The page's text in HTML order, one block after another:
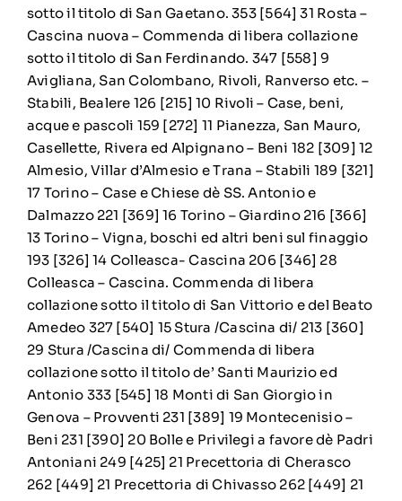
sotto il titolo di San Gaetano. 353 [564] 31 Rosta –
Cascina nuova – Commenda di libera collazione
sotto il titolo di San Ferdinando. 347 [558] 9
Avigliana, San Colombano, Rivoli, Ranverso etc. –
Stabili, Bealere 126 [215] 10 Rivoli – Case, beni,
acque e pascoli 159 [272] 11 Pianezza, San Mauro,
Casellette, Rivera ed Alpignano – Beni 182 [309] 12
Almesio, Villar d’Almesio e Trana – Stabili 189 [321]
17 Torino – Case e Chiese dè SS. Antonio e
Dalmazzo 221 [369] 16 Torino – Giardino 216 [366]
13 Torino – Vigna, boschi ed altri beni sul finaggio
193 [326] 14 Colleasca- Cascina 206 [346] 28
Colleasca – Cascina. Commenda di libera
collazione sotto il titolo di San Vittorio e del Beato
Amedeo 327 [540] 15 Stura /Cascina di/ 213 [360]
29 Stura /Cascina di/ Commenda di libera
collazione sotto il titolo de’ Santi Maurizio ed
Antonio 333 [545] 18 Monti di San Giorgio in
Genova – Provventi 231 [389] 19 Montecenisio –
Beni 231 [390] 20 Bolle e Privilegi a favore dè Padri
Antoniani 249 [425] 21 Precettoria di Cherasco
262 [449] 21 Precettoria di Chivasso 262 [449] 21